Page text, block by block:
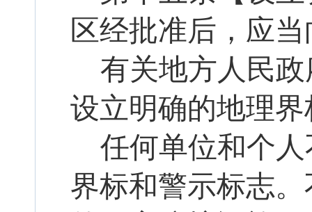
区经批准后，应
有关地方人民
设立明确的地理
任何单位和个
界标和警示标志